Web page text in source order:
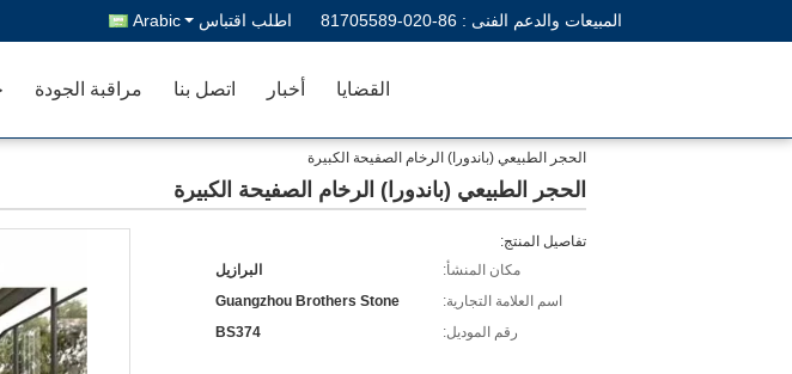
المبيعات والدعم الفنى : 86-020-81705589 اطلب اقتباس Arabic
مراقبة الجودة اتصل بنا أخبار القضايا
الحجر الطبيعي (باندورا) الرخام الصفيحة الكبيرة
الحجر الطبيعي (باندورا) الرخام الصفيحة الكبيرة
تفاصيل المنتج:
مكان المنشأ:
البرازيل
اسم العلامة التجارية:
Guangzhou Brothers Stone
رقم الموديل:
BS374